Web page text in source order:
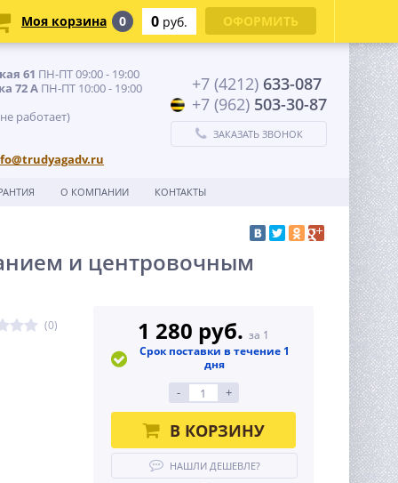
61 ПН-ПТ 09:00 - 19:00
72 А ПН-ПТ 10:00 - 19:00
работает)
+7 (4212) 633-087
+7 (962) 503-30-87
ЗАКАЗАТЬ ЗВОНОК
О КОМПАНИИ КОНТАКТЫ
и центровочным
(0) 1 280 руб. за 1
Срок поставки в течение 1
дня
- +
В КОРЗИНУ
НАШЛИ ДЕШЕВЛЕ?
Моя корзина 0 0 руб. ОФОРМИТЬ